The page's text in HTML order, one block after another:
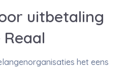
uitbetaling
het eens